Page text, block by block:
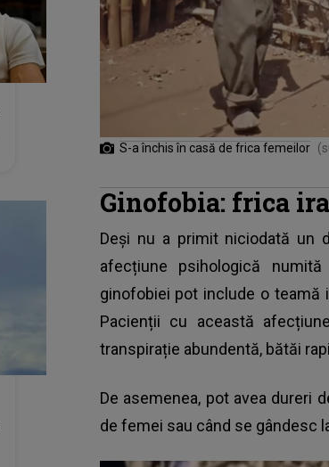
S-a închis în casă de frica femeilor
Ginofobia: frica
Deși nu a primit niciodată un
afecțiune psihologică numită
ginofobiei pot include o teamă
Pacienții cu această
transpirație abundentă, bătăi
De asemenea, pot avea dureri
de femei sau când se gândesc